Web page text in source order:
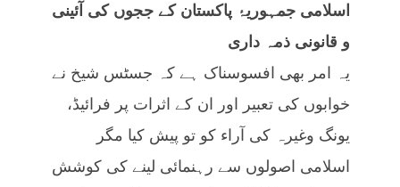
اسلامی جمہوریۂ پاکستان کے ججوں کی آئینی
و قانونی ذمہ داری
یہ امر بھی افسوسناک ہے کہ جسٹس شیخ نے
خوابوں کی تعبیر اور ان کے اثرات پر فرائیڈ،
یونگ وغیرہ کی آراء کو تو پیش کیا مگر
اسلامی اصولوں سے رہنمائی لینے کی کوشش